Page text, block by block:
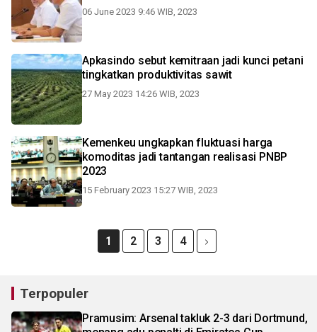
06 June 2023 9:46 WIB, 2023
Apkasindo sebut kemitraan jadi kunci petani
tingkatkan produktivitas sawit
27 May 2023 14:26 WIB, 2023
Kemenkeu ungkapkan fluktuasi harga
komoditas jadi tantangan realisasi PNBP
2023
15 February 2023 15:27 WIB, 2023
1 2 3 4
Terpopuler
Pramusim: Arsenal takluk 2-3 dari Dortmund,